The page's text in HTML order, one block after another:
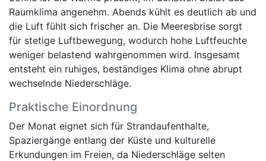
Raumklima angenehm. Abends kühlt es deutlich ab und
die Luft fühlt sich frischer an. Die Meeresbrise sorgt
für stetige Luftbewegung, wodurch hohe Luftfeuchte
weniger belastend wahrgenommen wird. Insgesamt
entsteht ein ruhiges, beständiges Klima ohne abrupt
wechselnde Niederschläge.
Praktische Einordnung
Der Monat eignet sich für Strandaufenthalte,
Spaziergänge entlang der Küste und kulturelle
Erkundungen im Freien, da Niederschläge selten